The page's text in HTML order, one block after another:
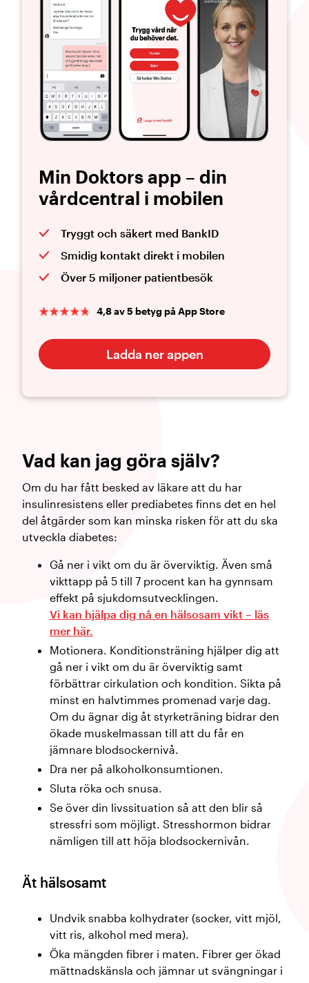
Min Doktors app – din
vårdcentral i mobilen
Tryggt och säkert med BankID
Smidig kontakt direkt i mobilen
Över 5 miljoner patientbesök
4,8 av 5 betyg på App Store
Ladda ner appen
Vad kan jag göra själv?
Om du har fått besked av läkare att du har
insulinresistens eller prediabetes finns det en hel
del åtgärder som kan minska risken för att du ska
utveckla diabetes:
Gå ner i vikt om du är överviktig. Även små
vikttapp på 5 till 7 procent kan ha gynnsam
effekt på sjukdomsutvecklingen.
Vi kan hjälpa dig nå en hälsosam vikt – läs
mer här.
Motionera. Konditionsträning hjälper dig att
gå ner i vikt om du är överviktig samt
förbättrar cirkulation och kondition. Sikta på
minst en halvtimmes promenad varje dag.
Om du ägnar dig åt styrketräning bidrar den
ökade muskelmassan till att du får en
jämnare blodsockernivå.
Dra ner på alkoholkonsumtionen.
Sluta röka och snusa.
Se över din livssituation så att den blir så
stressfri som möjligt. Stresshormon bidrar
nämligen till att höja blodsockernivån.
Ät hälsosamt
Undvik snabba kolhydrater (socker, vitt mjöl,
vitt ris, alkohol med mera).
Öka mängden fibrer i maten. Fibrer ger ökad
mättnadskänsla och jämnar ut svängningar i